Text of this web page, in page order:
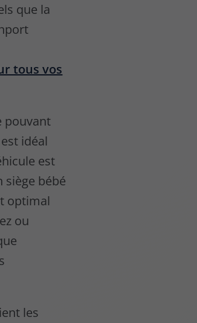
que la
tous vos
pouvant
idéal
est
siège bébé
optimal
ou
les